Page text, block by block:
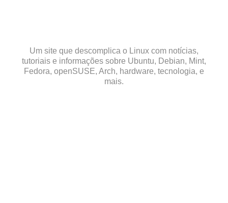
Um site que descomplica o Linux com notícias,
tutoriais e informações sobre Ubuntu, Debian, Mint,
Fedora, openSUSE, Arch, hardware, tecnologia, e
mais.